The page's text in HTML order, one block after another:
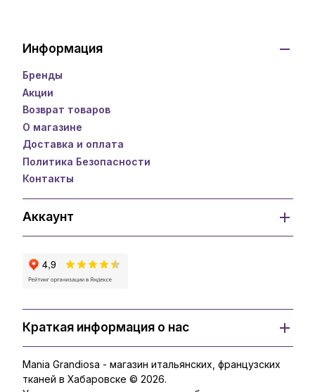
Информация
Бренды
Акции
Возврат товаров
О магазине
Доставка и оплата
Политика Безопасности
Контакты
Аккаунт
Краткая информация о нас
Mania Grandiosa - магазин итальянских, французских
тканей в Хабаровске © 2026.